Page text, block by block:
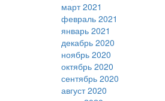
март 2021
февраль 2021
январь 2021
декабрь 2020
ноябрь 2020
октябрь 2020
сентябрь 2020
август 2020